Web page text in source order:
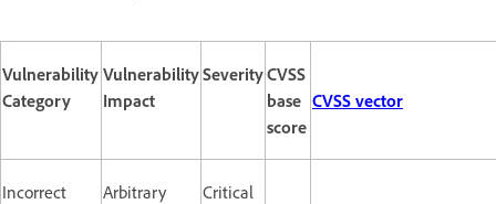
Vulnerability
Category
Vulnerability
Impact
SeverityCVSS
base
score
CVSS vector
Incorrect
Arbitrary
Critical